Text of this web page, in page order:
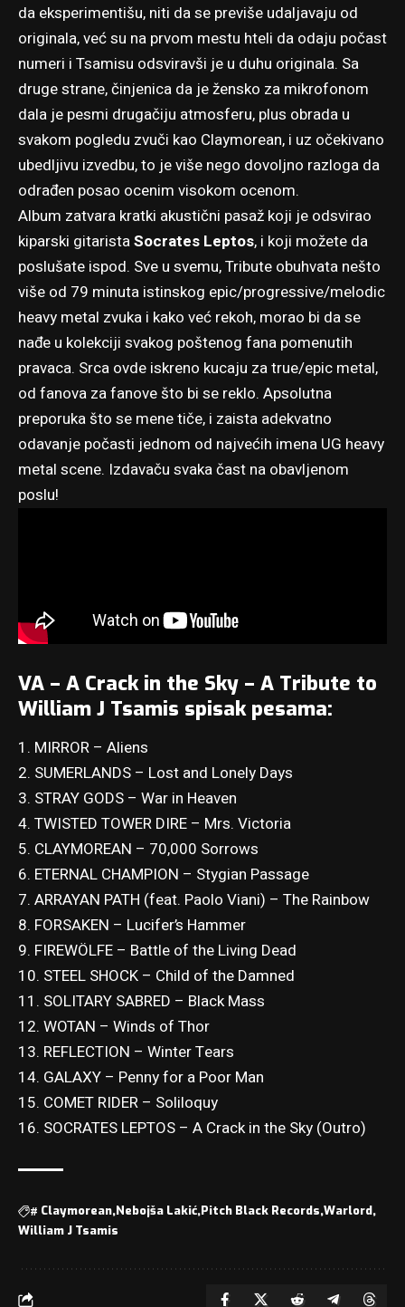
da eksperimentišu, niti da se previše udaljavaju od
originala, već su na prvom mestu hteli da odaju počast
numeri i Tsamisu odsviravši je u duhu originala. Sa
druge strane, činjenica da je žensko za mikrofonom
dala je pesmi drugačiju atmosferu, plus obrada u
svakom pogledu zvuči kao Claymorean, i uz očekivano
ubedljivu izvedbu, to je više nego dovoljno razloga da
odrađen posao ocenim visokom ocenom.
Album zatvara kratki akustični pasaž koji je odsvirao
kiparski gitaristaSocrates Leptos, i koji možete da
poslušate ispod. Sve u svemu, Tribute obuhvata nešto
više od 79 minuta istinskog epic/progressive/melodic
heavy metal zvuka i kako već rekoh, morao bi da se
nađe u kolekciji svakog poštenog fana pomenutih
pravaca. Srca ovde iskreno kucaju za true/epic metal,
od fanova za fanove što bi se reklo. Apsolutna
preporuka što se mene tiče, i zaista adekvatno
odavanje počasti jednom od najvećih imena UG heavy
metal scene. Izdavaču svaka čast na obavljenom
poslu!
VA – A Crack in the Sky – A Tribute to
William J Tsamis spisak pesama:
1. MIRROR – Aliens
2. SUMERLANDS – Lost and Lonely Days
3. STRAY GODS – War in Heaven
4. TWISTED TOWER DIRE – Mrs. Victoria
5. CLAYMOREAN – 70,000 Sorrows
6. ETERNAL CHAMPION – Stygian Passage
7. ARRAYAN PATH (feat. Paolo Viani) – The Rainbow
8. FORSAKEN – Lucifer’s Hammer
9. FIREWÖLFE – Battle of the Living Dead
10. STEEL SHOCK – Child of the Damned
11. SOLITARY SABRED – Black Mass
12. WOTAN – Winds of Thor
13. REFLECTION – Winter Tears
14. GALAXY – Penny for a Poor Man
15. COMET RIDER – Soliloquy
16. SOCRATES LEPTOS – A Crack in the Sky (Outro)
# Claymorean Nebojša Lakić Pitch Black Records Warlord
William J Tsamis